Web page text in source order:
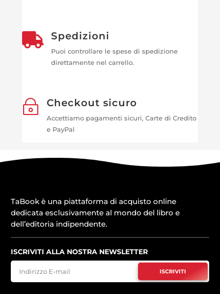
 Spedizioni
Puoi controllare le spese di spedizione
direttamente nel carrello.
~ Checkout sicuro
Accettiamo pagamenti sicuri, Carte di Credito
e PayPal
TaBook è una piattaforma di acquisto online
dedicata esclusivamente al mondo del libro e
dell’editoria indipendente.
ISCRIVITI ALLA NOSTRA NEWSLETTER
ISCRIVITI